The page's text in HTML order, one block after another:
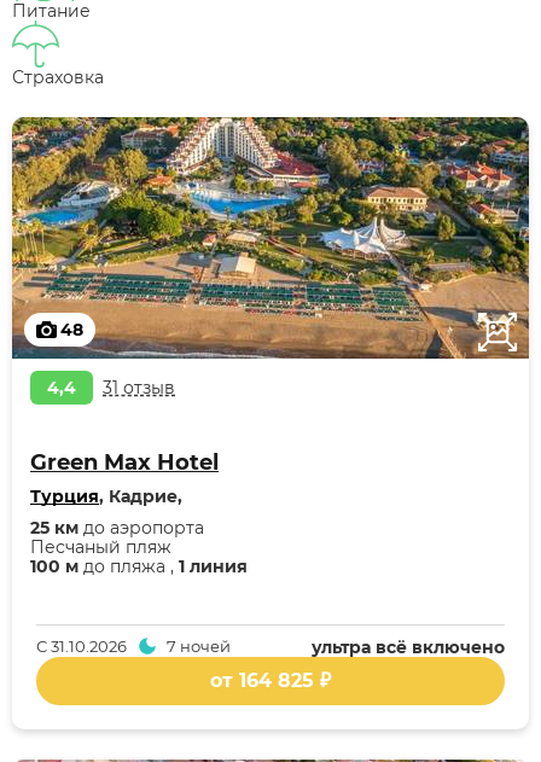
Питание
Страховка
48
4,4 31 отзыв
Green Max Hotel
Турция, Кадрие,
100 м до пляжа , 1 линия
Песчаный пляж
25 км до аэропорта
ультра всё включено
С31.10.2026 7 ночей
от 164 825 ₽